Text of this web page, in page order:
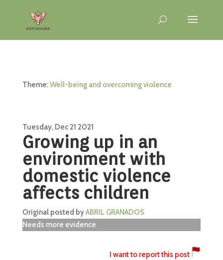
Theme:Well-being and overcoming violence
Tuesday, Dec 21 2021
Growing up in an
environment with
domestic violence
affects children
Original posted byABRIL GRANADOS
Needs more evidence
I want to report this post